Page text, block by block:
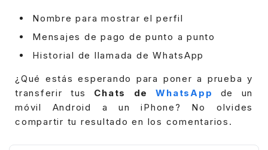
Nombre para mostrar el perfil
Mensajes de pago de punto a punto
Historial de llamada de WhatsApp
¿Qué estás esperando para poner a prueba y
transferir tus Chats deWhatsApp de un
móvil Android a un iPhone? No olvides
compartir tu resultado en los comentarios.